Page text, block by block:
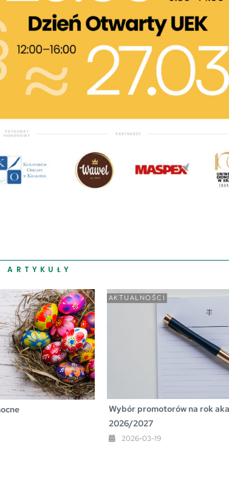
ARTYKUŁY
AKTUALNOŚCI
Wybór promotorów na rok
2026/2027
2026-03-19